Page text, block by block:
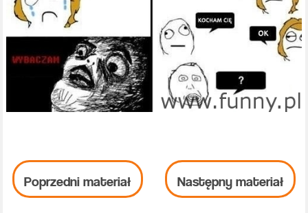
Poprzedni materiał Następny materiał